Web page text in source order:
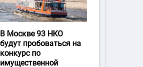
В Москве 93 НКО
будут пробоваться на
конкурс по
имущественной